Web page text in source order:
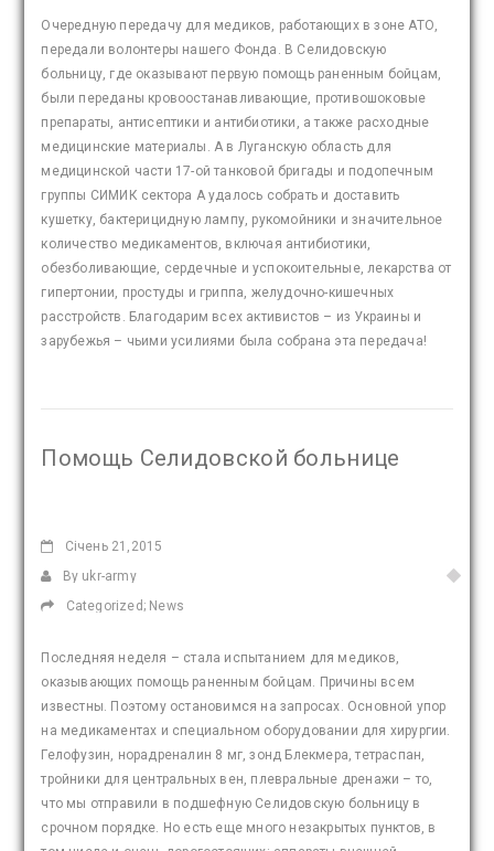
Очередную передачу для медиков, работающих в зоне АТО,
передали волонтеры нашего Фонда. В Селидовскую
больницу, где оказывают первую помощь раненным бойцам,
были переданы кровоостанавливающие, противошоковые
препараты, антисептики и антибиотики, а также расходные
медицинские материалы. А в Луганскую область для
медицинской части 17-ой танковой бригады и подопечным
группы СИМИК сектора А удалось собрать и доставить
кушетку, бактерицидную лампу, рукомойники и значительное
количество медикаментов, включая антибиотики,
обезболивающие, сердечные и успокоительные, лекарства от
гипертонии, простуды и гриппа, желудочно-кишечных
расстройств. Благодарим всех активистов – из Украины и
зарубежья – чьими усилиями была собрана эта передача!
Помощь Селидовской больнице
Січень21,2015
By ukr-army
Categorized; News
Последняя неделя – стала испытанием для медиков,
оказывающих помощь раненным бойцам. Причины всем
известны. Поэтому остановимся на запросах. Основной упор
на медикаментах и специальном оборудовании для хирургии.
Гелофузин, норадреналин 8 мг, зонд Блекмера, тетраспан,
тройники для центральных вен, плевральные дренажи – то,
что мы отправили в подшефную Селидовскую больницу в
срочном порядке. Но есть еще много незакрытых пунктов, в